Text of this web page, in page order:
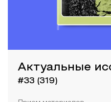
Актуальные
#33 (319)